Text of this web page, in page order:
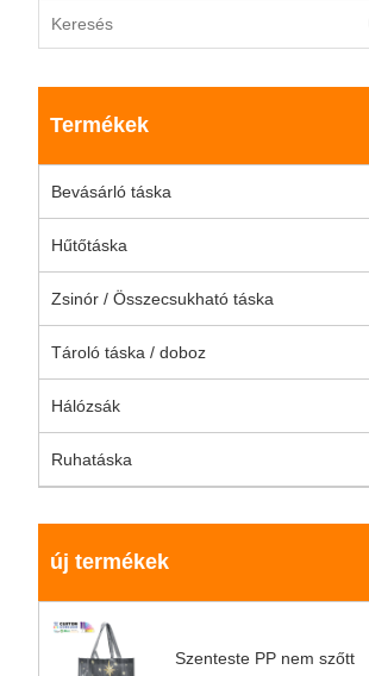
Termékek
Bevásárló táska
Hűtőtáska
Zsinór / Összecsukható táska
Tároló táska / doboz
Hálózsák
Ruhatáska
új termékek
Szenteste PP nem szőtt